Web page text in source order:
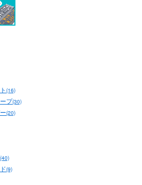
(16)
プ(30)
(20)
(40)
(9)